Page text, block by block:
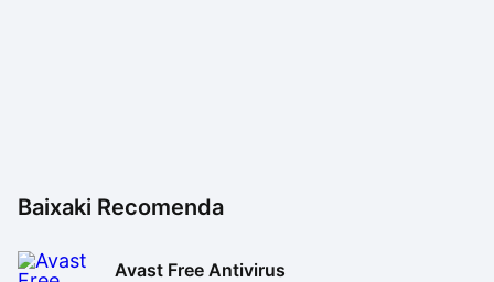
Baixaki Recomenda
Avast Free Antivirus